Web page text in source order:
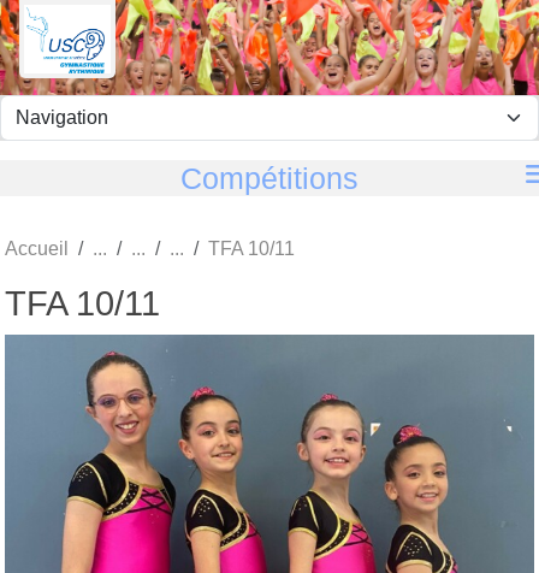
Compétitions
Accueil TFA 10/11
TFA 10/11
Panneau de gestion des cookies